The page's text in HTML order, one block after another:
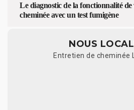
Le diagnostic de la fonctionnalité de
cheminée avec un test fumigène
NOUS
Entretien de cheminée